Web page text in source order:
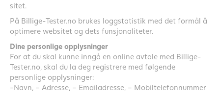
sitet.
På Billige-Tester.no brukes loggstatistik med det formål å
optimere websitet og dets funsjonaliteter.
Dine personlige opplysninger
For at du skal kunne inngå en online avtale med Billige-
Tester.no, skal du la deg registrere med følgende
personlige opplysninger:
-Navn, – Adresse, – Emailadresse, – Mobiltelefonnummer